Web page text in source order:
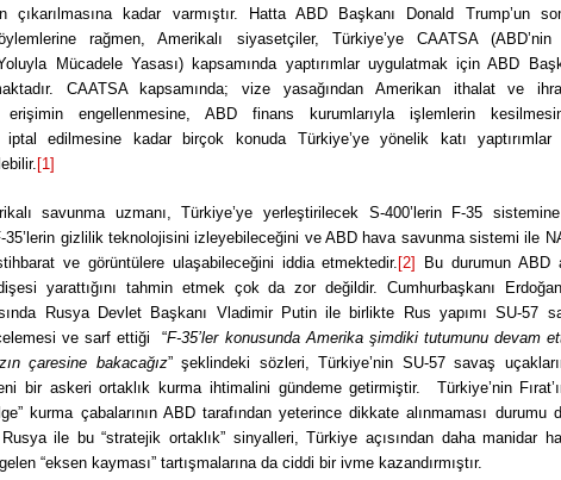
çıkarılmasına kadar varmıştır. Hatta ABD Başkanı Donald Trump’un
rağmen, Amerikalı siyasetçiler, Türkiye’ye CAATSA (ABD’nin
Mücadele Yasası) kapsamında yaptırımlar uygulatmak için ABD
CAATSA kapsamında; vize yasağından Amerikan ithalat ve
erişimin engellenmesine, ABD finans kurumlarıyla işlemlerin
iptal edilmesine kadar birçok konuda Türkiye’ye yönelik katı yaptırımlar
[1]
savunma uzmanı, Türkiye’ye yerleştirilecek S-400’lerin F-35
35’lerin gizlilik teknolojisini izleyebileceğini ve ABD hava savunma sistemi ile
ve görüntülere ulaşabileceğini iddia etmektedir. [2]
Bu durumun ABD
yarattığını tahmin etmek çok da zor değildir. Cumhurbaşkanı
Rusya Devlet Başkanı Vladimir Putin ile birlikte Rus yapımı SU-57
ve sarf ettiği “F-35’ler konusunda Amerika şimdiki tutumunu devam
çaresine bakacağız” şeklindeki sözleri, Türkiye’nin SU-57 savaş
bir askeri ortaklık kurma ihtimalini gündeme getirmiştir. Türkiye’nin
kurma çabalarının ABD tarafından yeterince dikkate alınmaması durumu
Rusya ile bu “stratejik ortaklık” sinyalleri, Türkiye açısından daha manidar
“eksen kayması” tartışmalarına da ciddi bir ivme kazandırmıştır.